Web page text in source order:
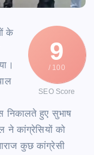
9
/ 100
SEO Score
के
हुए सुभाष
ने कांग्रेसियों को
कुछ कांग्रेसी